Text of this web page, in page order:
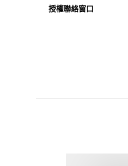
授權聯絡窗口